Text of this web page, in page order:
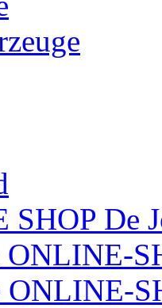
SHOP De
ONLINE-
ONLINE-